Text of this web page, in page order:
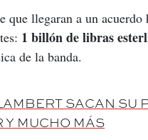
que llegaran a un
1 billón de libras
de la banda.
SACAN SU
Y MUCHO MÁS